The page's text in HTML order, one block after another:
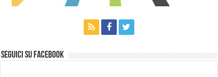
Seguici su Facebook